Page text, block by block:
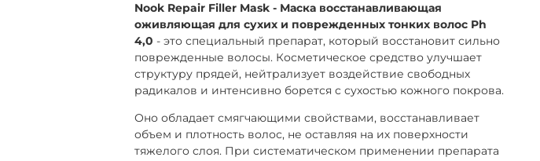
Nook Repair Filler Mask - Маска восстанавливающая
оживляющая для сухих и поврежденных тонких волос Ph
4,0 - это специальный препарат, который восстановит сильно
поврежденные волосы. Косметическое средство улучшает
структуру прядей, нейтрализует воздействие свободных
радикалов и интенсивно борется с сухостью кожного покрова.
Оно обладает смягчающими свойствами, восстанавливает
объем и плотность волос, не оставляя на их поверхности
тяжелого слоя. При систематическом применении препарата